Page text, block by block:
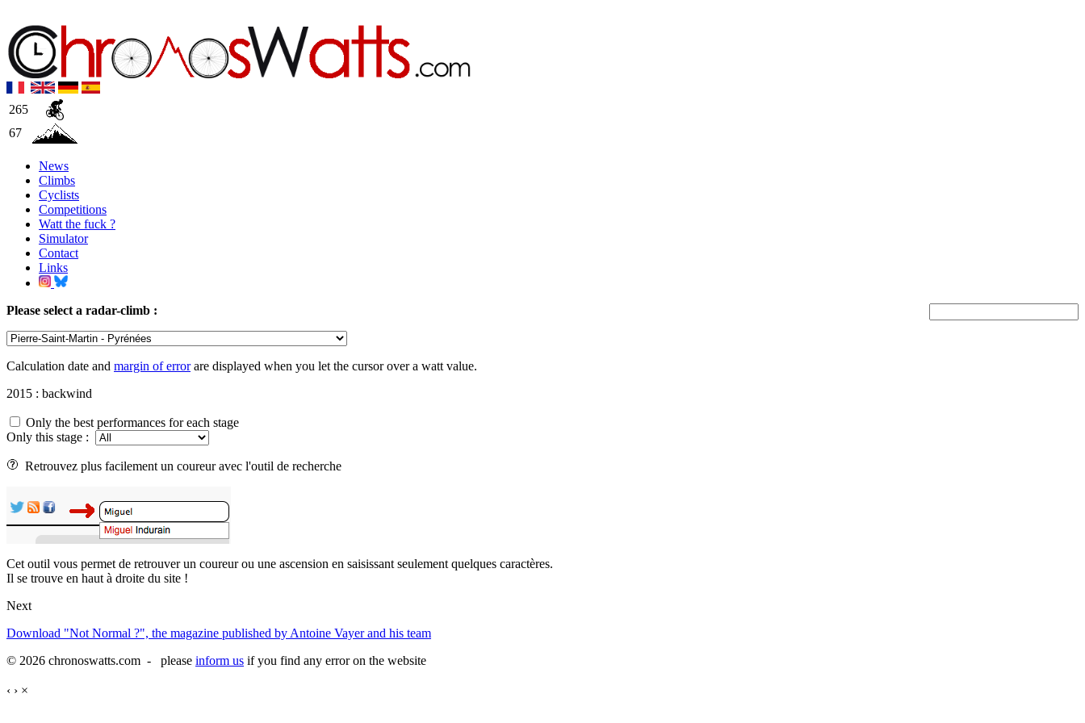
265
67
News
Climbs
Cyclists
Competitions
Watt the fuck ?
Simulator
Contact
Links
Please select a radar-climb :
Calculation date and margin of errorare displayed when you let the cursor over a watt value.
2015 : backwind
Only the best performances for each stage
Only this stage :
Retrouvez plus facilement un coureur avec l'outil de recherche
Cet outil vous permet de retrouver un coureur ou une ascension en saisissant seulement quelques caractères.
Il se trouve en haut à droite du site !
Next
Download "Not Normal ?", the magazine published by Antoine Vayer and his team
© 2026 chronoswatts.com - please inform us if you find any error on the website
‹ › ×